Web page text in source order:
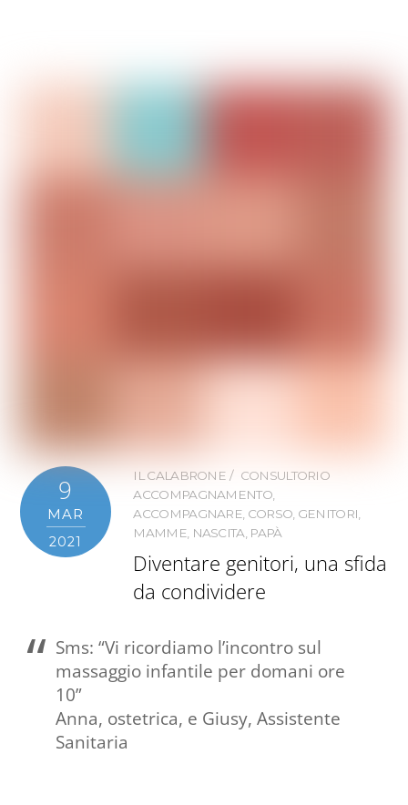
9
MAR
2021
IL CALABRONE
CONSULTORIO
ACCOMPAGNAMENTO,
ACCOMPAGNARE CORSO GENITORI
MAMME, NASCITA PAPÀ
Diventare genitori, una sfida
da condividere
Sms: “Vi ricordiamo l’incontro sul
massaggio infantile per domani ore
10”
Anna, ostetrica, e Giusy, Assistente
Sanitaria